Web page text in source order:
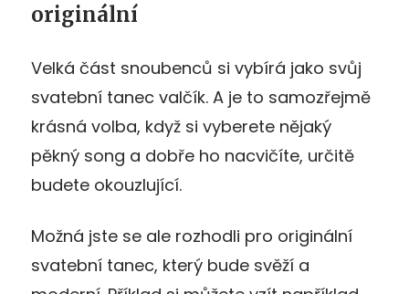
originální
Velká část snoubenců si vybírá jako svůj
svatební tanec valčík. A je to samozřejmě
krásná volba, když si vyberete nějaký
pěkný song a dobře ho nacvičíte, určitě
budete okouzlující.
Možná jste se ale rozhodli pro originální
svatební tanec, který bude svěží a